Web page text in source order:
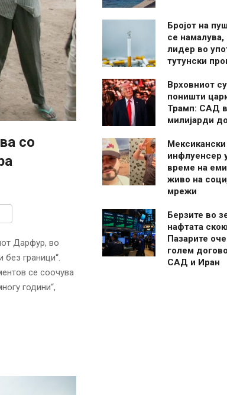
со
Дарфур, во
без граници“.
се соочува
години“,
Бројот на
се намалува,
лидер во
тутунски
Врховниот
поништи
Трамп: САД
милијарди
Мексикански
инфлуенсер
време на
живо на
мрежи
Берзите во
нафтата
Пазарите
голем
САД и Иран